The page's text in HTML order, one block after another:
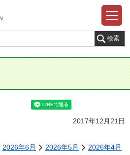
2017年12月21日
2026年6月 2026年5月
2026年4月